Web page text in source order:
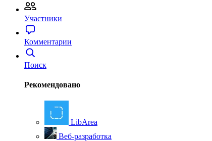
Участники
Комментарии
Поиск
Рекомендовано
LibArea
Веб-разработка